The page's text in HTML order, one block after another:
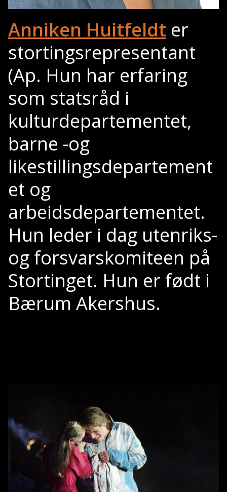
Anniken Huitfeldt er
stortingsrepresentant
(Ap. Hun har erfaring
som statsråd i
kulturdepartementet,
barne -og
likestillingsdepartement
et og
arbeidsdepartementet.
Hun leder i dag utenriks-
og forsvarskomiteen på
Stortinget. Hun er født i
Bærum Akershus.